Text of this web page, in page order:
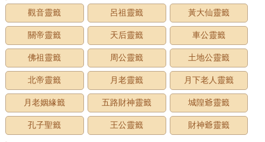
觀音靈籤
呂祖靈籤 黃大仙靈籤
關帝靈籤 天后靈籤 車公靈籤
佛祖靈籤 周公靈籤 土地公靈籤
北帝靈籤 月老靈籤 月下老人靈籤
月老姻緣籤 五路財神靈籤 城隍爺靈籤
孔子聖籤 王公靈籤 財神爺靈籤